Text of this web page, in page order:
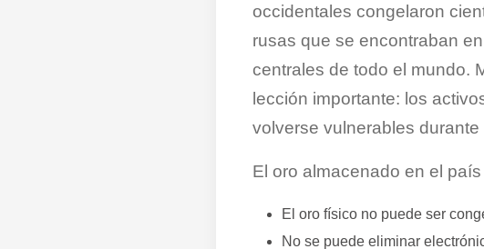
occidentales congelaron
rusas que se encontraban
centrales de todo el mundo.
lección importante: los
volverse vulnerables
El oro almacenado en el
El oro físico no puede ser
No se puede eliminar